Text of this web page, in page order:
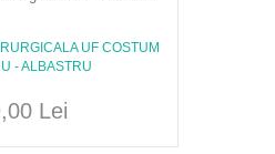
UF COSTUM
- ALBASTRU
Lei